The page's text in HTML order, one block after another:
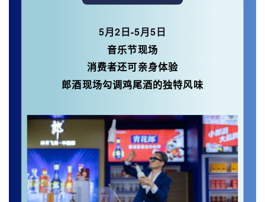
5月2日-5月5日
音乐节现场
消费者还可亲身体验
郎酒现场勾调鸡尾酒的独特风味